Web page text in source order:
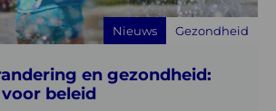
en gezondheid:
beleid
Nieuws Gezondheid